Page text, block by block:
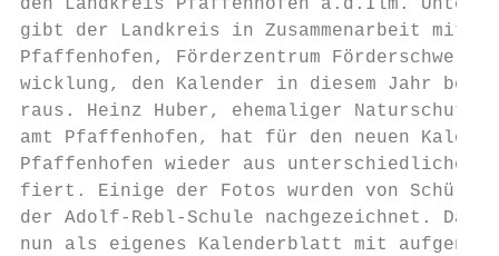
den Landkreis Pfaffenhofen a.d.Ilm. Unter
gibt der Landkreis in Zusammenarbeit mit
Pfaffenhofen, Förderzentrum
wicklung, den Kalender in diesem Jahr
raus. Heinz Huber, ehemaliger
amt Pfaffenhofen, hat für den neuen
Pfaffenhofen wieder aus unterschiedlichen
fiert. Einige der Fotos wurden von
der Adolf-Rebl-Schule nachgezeichnet. Das
nun als eigenes Kalenderblatt mit